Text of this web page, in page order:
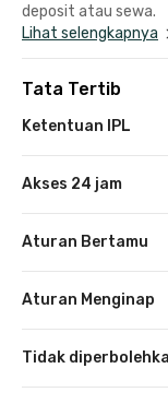
deposit atau sewa.
Lihat selengkapnya
Tata Tertib
Ketentuan IPL
Akses 24 jam
Aturan Bertamu
Aturan Menginap
Tidak